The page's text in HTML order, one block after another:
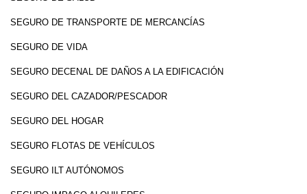
SEGURO DE TRANSPORTE DE MERCANCÍAS
SEGURO DE VIDA
SEGURO DECENAL DE DAÑOS A LA EDIFICACIÓN
SEGURO DEL CAZADOR/PESCADOR
SEGURO DEL HOGAR
SEGURO FLOTAS DE VEHÍCULOS
SEGURO ILT AUTÓNOMOS